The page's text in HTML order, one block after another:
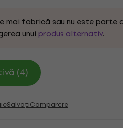
mai fabrică sau nu este parte
unui produs alternativ.
(4)
SalvațiComparare